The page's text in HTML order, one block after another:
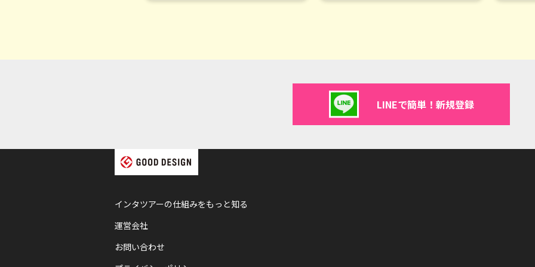
LINEで簡単！新規登録
インタツアーの仕組みをもっと知る
運営会社
お問い合わせ